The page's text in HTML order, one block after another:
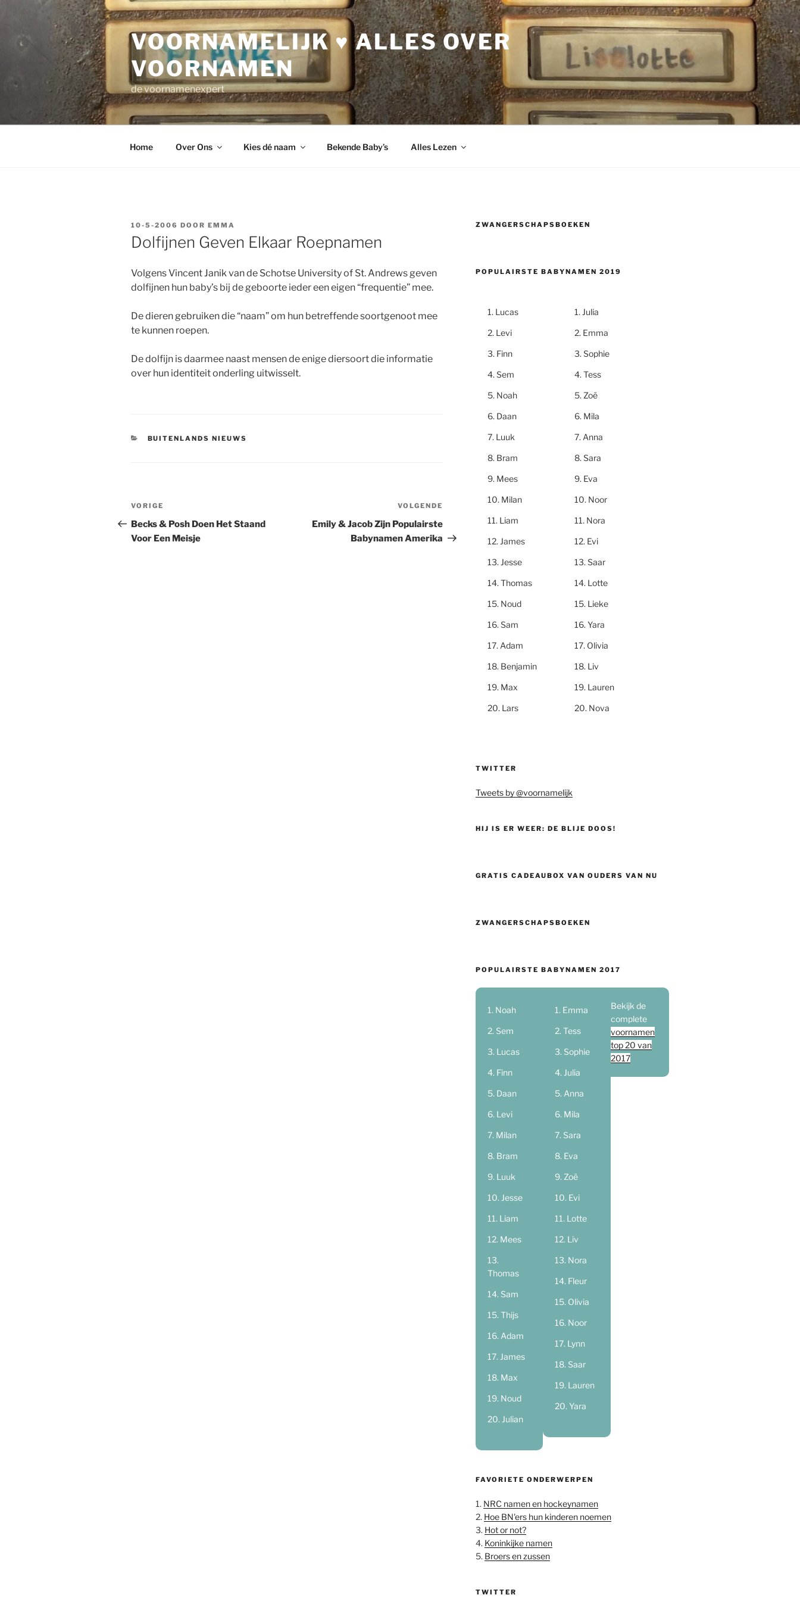
inhoud
VOORNAMELIJK ♥ ALLES OVER
VOORNAMEN
de voornamenexpert
Home Over Ons Kies dé naam Bekende Baby’s Alles Lezen
GEPLAATST
OP
10-5-2006 DOOR EMMA
Dolfijnen Geven Elkaar Roepnamen
Volgens Vincent Janik van de Schotse University of St. Andrews geven
dolfijnen hun baby’s bij de geboorte ieder een eigen “frequentie” mee.
De dieren gebruiken die “naam” om hun betreffende soortgenoot mee
te kunnen roepen.
De dolfijn is daarmee naast mensen de enige diersoort die informatie
over hun identiteit onderling uitwisselt.
CATEGORIEËN
BUITENLANDS NIEUWS
Berichtnavigatie
Vorig
bericht
VORIGE
Becks & Posh Doen Het Staand
Voor Een Meisje
bericht
VOLGENDE
Emily & Jacob Zijn Populairste
Babynamen Amerika
ZWANGERSCHAPSBOEKEN
POPULAIRSTE BABYNAMEN 2019
Lucas
Levi
Finn
Sem
Noah
Daan
Luuk
Bram
Mees
Milan
Liam
James
Jesse
Thomas
Noud
Sam
Adam
Benjamin
Max
Lars
Julia
Emma
Sophie
Tess
Zoë
Mila
Anna
Sara
Eva
Noor
Nora
Evi
Saar
Lotte
Lieke
Yara
Olivia
Liv
Lauren
Nova
TWITTER
Tweets by @voornamelijk
HIJ IS ER WEER: DE BLIJE DOOS!
GRATIS CADEAUBOX VAN OUDERS VAN NU
ZWANGERSCHAPSBOEKEN
POPULAIRSTE BABYNAMEN 2017
Noah
Sem
Lucas
Finn
Daan
Levi
Milan
Bram
Luuk
Jesse
Liam
Mees
Thomas
Sam
Thijs
Adam
James
Max
Noud
Julian
Emma
Tess
Sophie
Julia
Anna
Mila
Sara
Eva
Zoë
Evi
Lotte
Liv
Nora
Fleur
Olivia
Noor
Lynn
Saar
Lauren
Yara
Bekijk de
complete
voornamen
top 20 van
2017
FAVORIETE ONDERWERPEN
1. NRC namen en hockeynamen
2. Hoe BN'ers hun kinderen noemen
3. Hot or not?
4. Koninkijke namen
5. Broers en zussen
TWITTER